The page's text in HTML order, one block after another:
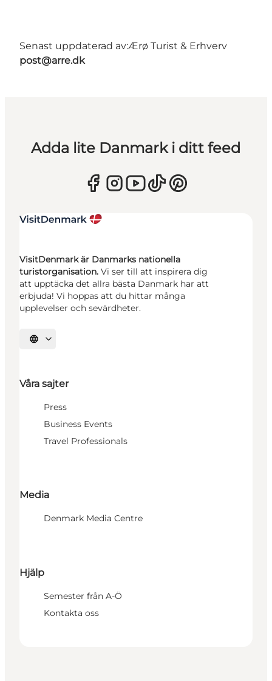
Senast uppdaterad av:Ærø Turist & Erhverv
post@arre.dk
Adda lite Danmark i ditt feed
VisitDenmark är Danmarks nationella
turistorganisation. Vi ser till att inspirera dig
att upptäcka det allra bästa Danmark har att
erbjuda! Vi hoppas att du hittar många
upplevelser och sevärdheter.
Välj språk
Våra sajter
Press
Business Events
Travel Professionals
Media
Denmark Media Centre
Hjälp
Semester från A-Ö
Kontakta oss